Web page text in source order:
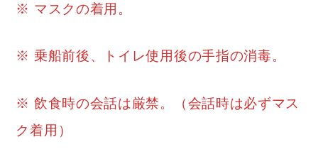
※ マスクの着用。
※ 乗船前後、トイレ使用後の手指の消毒。
※ 飲食時の会話は厳禁。（会話時は必ずマス
ク着用）